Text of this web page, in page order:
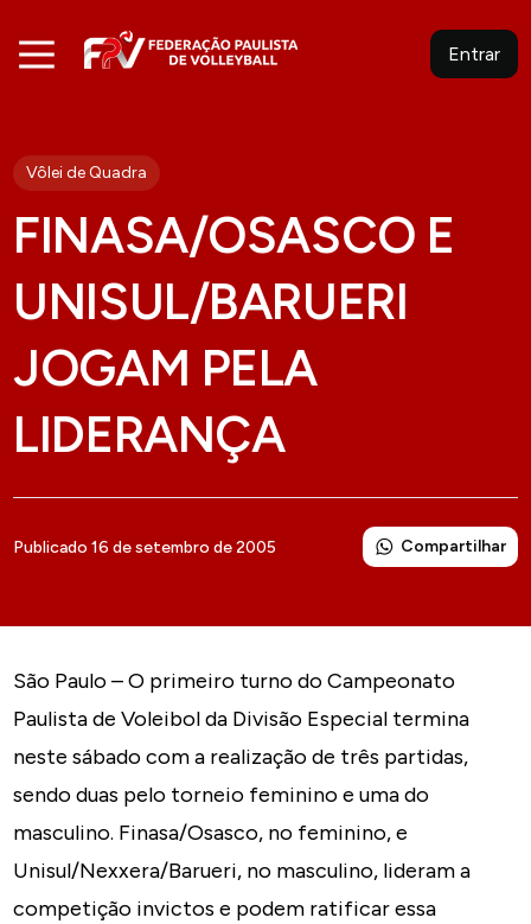
Entrar
Vôlei de Quadra
FINASA/OSASCO E
UNISUL/BARUERI
JOGAM PELA
LIDERANÇA
Publicado 16 de setembro de 2005 Compartilhar
São Paulo – O primeiro turno do Campeonato
Paulista de Voleibol da Divisão Especial termina
neste sábado com a realização de três partidas,
sendo duas pelo torneio feminino e uma do
masculino. Finasa/Osasco, no feminino, e
Unisul/Nexxera/Barueri, no masculino, lideram a
competição invictos e podem ratificar essa